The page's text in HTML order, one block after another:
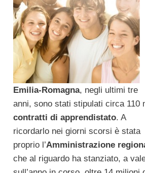
Emilia-Romagna, negli ultimi tre
anni, sono stati stipulati circa 110
contratti di apprendistato. A
ricordarlo nei giorni scorsi è stata
proprio l’Amministrazione
che al riguardo ha stanziato, a